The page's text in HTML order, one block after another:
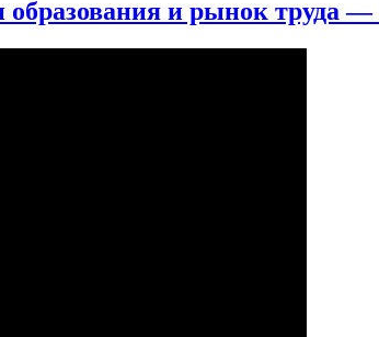
образования и рынок труда